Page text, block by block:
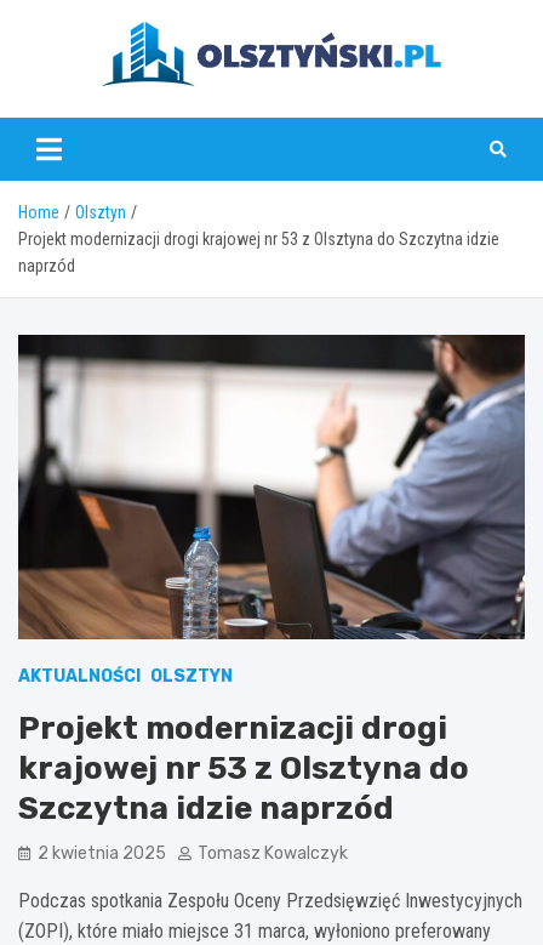
olsztynski.pl
Home
Olsztyn
Projekt modernizacji drogi krajowej nr 53 z Olsztyna do Szczytna idzie
naprzód
AKTUALNOŚCI OLSZTYN
Projekt modernizacji drogi
krajowej nr 53 z Olsztyna do
Szczytna idzie naprzód
2 kwietnia 2025 Tomasz Kowalczyk
Podczas spotkania Zespołu Oceny Przedsięwzięć Inwestycyjnych
(ZOPI), które miało miejsce 31 marca, wyłoniono preferowany